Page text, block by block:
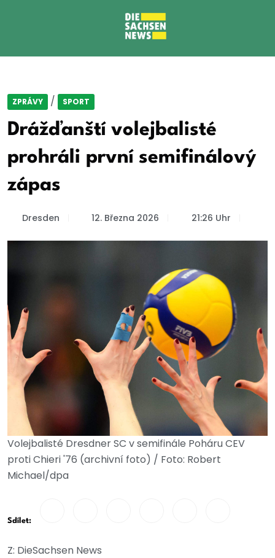
ZPRÁVY / SPORT
Drážďanští volejbalisté
prohráli první semifinálový
zápas
Dresden 12. Března 2026 21:26 Uhr
Volejbalisté Dresdner SC v semifinále Poháru CEV
proti Chieri '76 (archivní foto) / Foto: Robert
Michael/dpa
Sdílet:
Z: DieSachsen News